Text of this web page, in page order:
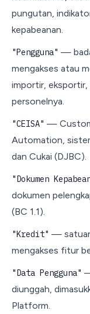
pungutan,
kepabeanan.
"Pengguna" —
mengakses atau
importir,
personelnya.
"CEISA" —
Automation,
dan Cukai (DJBC).
"Dokumen
dokumen
(BC 1.1).
"Kredit" —
mengakses fitur
"Data Pengguna"
diunggah,
Platform.